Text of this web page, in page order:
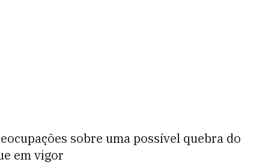
sobre uma possível quebra do
em vigor